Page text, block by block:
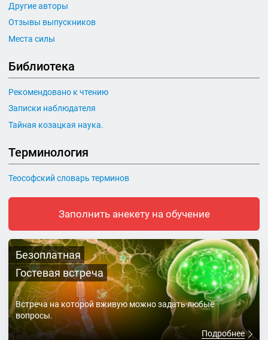
Другие авторы
Отзывы выпускников
Места силы
Библиотека
Рекомендовано к чтению
Записки наблюдателя
Тайная козацкая наука.
Терминология
Теософский словарь терминов
Заполнить анекету на обучение
Безоплатная
Гостевая встреча
Встреча на которой вживую можно задать любые
вопросы.
Подробнее